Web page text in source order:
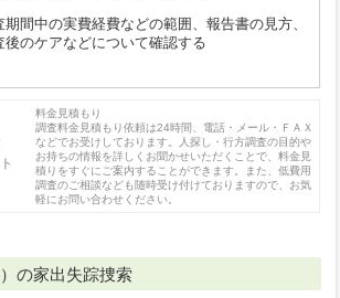
期間中の実費経費などの範囲、報告書の見方、
後のケアなどについて確認する
料金見積もり
調査料金見積もり依頼は24時間、電話・メール・ＦＡＸ
などでお受けしております。人探し・行方調査の目的や
お持ちの情報を詳しくお聞かせいただくことで、料金見
積りをすぐにご案内することができます。また、低費用
調査のご相談なども随時受け付けておりますので、お気
軽にお問い合わせください。
の家出失踪捜索